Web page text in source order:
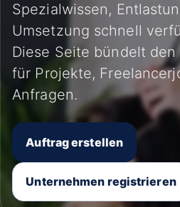
Spezialwissen,
Umsetzung schnell
Diese Seite bündelt
für Projekte,
Anfragen.
Auftrag erstellen
Unternehmen registrieren